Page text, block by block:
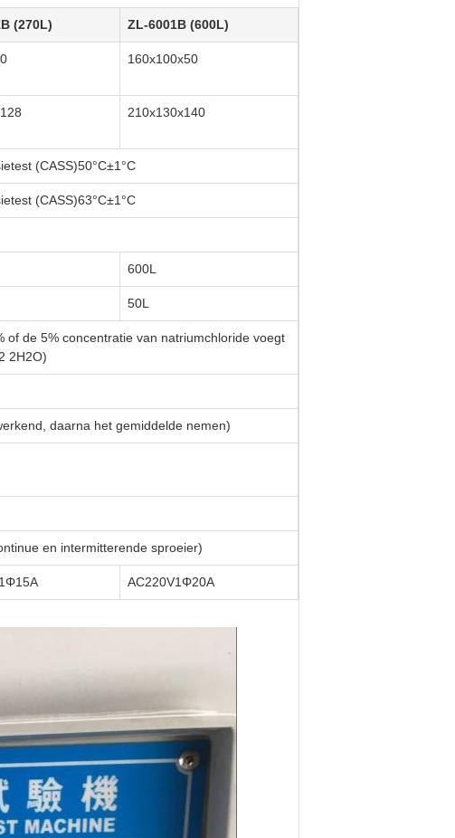
(270L) ZL-6001B (600L)
160x100x50
210x130x140
(CASS)50°C±1°C
(CASS)63°C±1°C
600L
50L
of de 5% concentratie van natriumchloride voegt
2H2O)
daarna het gemiddelde nemen)
en intermitterende sproeier)
AC220V1Φ20A